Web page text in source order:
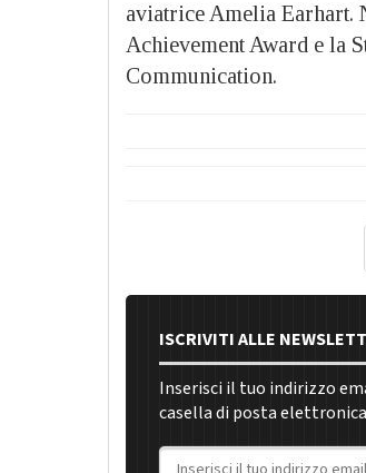
aviatrice Amelia
Achievement Award e la
Communication.
ISCRIVITI ALLE
Inserisci il tuo indirizzo
casella di posta
Indirizzo email